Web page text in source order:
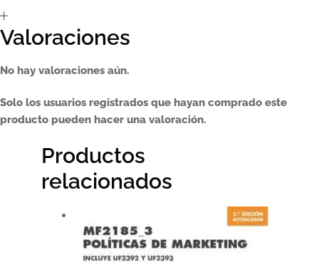
Valoraciones
No hay valoraciones aún.
Solo los usuarios registrados que hayan comprado este
producto pueden hacer una valoración.
Productos
relacionados